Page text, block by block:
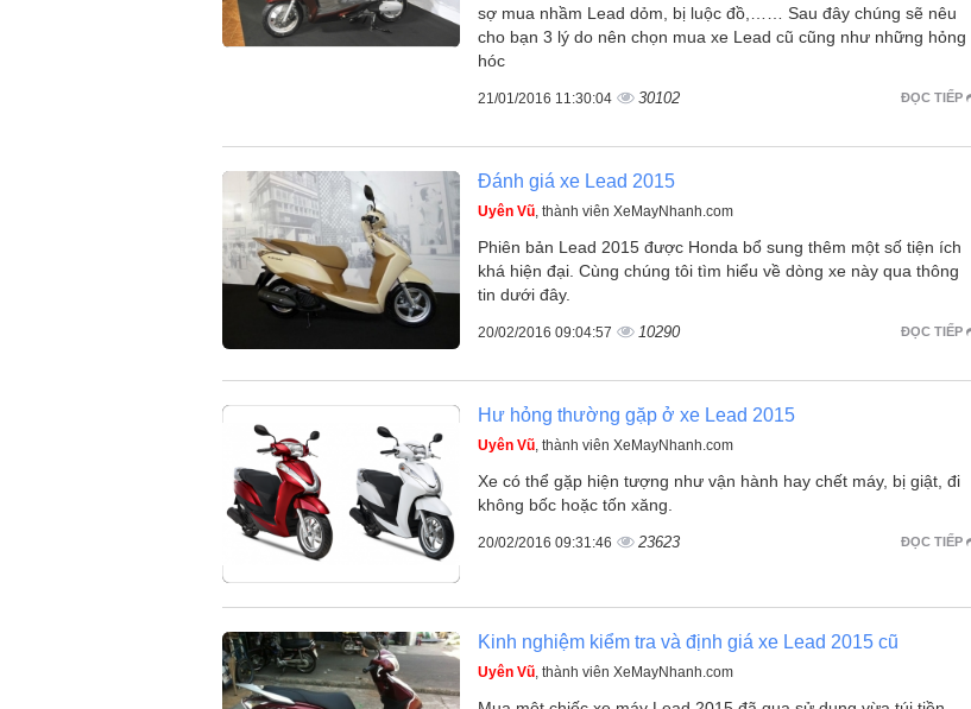
sợ mua nhầm Lead dỏm, bị luộc đồ,…… Sau đây chúng sẽ nêu
cho bạn 3 lý do nên chọn mua xe Lead cũ cũng như những hỏng
hóc
ĐỌC TIẾP
21/01/2016 11:30:04 30102
Đánh giá xe Lead 2015
Uyên Vũ, thành viên XeMayNhanh.com
Phiên bản Lead 2015 được Honda bổ sung thêm một số tiện ích
khá hiện đại. Cùng chúng tôi tìm hiểu về dòng xe này qua thông
tin dưới đây.
ĐỌC TIẾP
20/02/2016 09:04:57 10290
Hư hỏng thường gặp ở xe Lead 2015
Uyên Vũ, thành viên XeMayNhanh.com
Xe có thể gặp hiện tượng như vận hành hay chết máy, bị giật, đi
không bốc hoặc tốn xăng.
ĐỌC TIẾP
20/02/2016 09:31:46 23623
Kinh nghiệm kiểm tra và định giá xe Lead 2015 cũ
Uyên Vũ, thành viên XeMayNhanh.com